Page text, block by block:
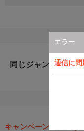
エラー
通信に
同じジャンルのおす
キャンペーン・お得な